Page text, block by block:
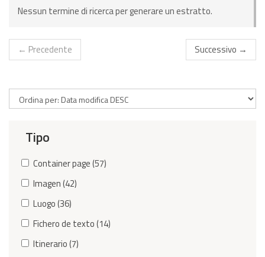
Nessun termine di ricerca per generare un estratto.
← Precedente Successivo →
Tipo
Container page (57)
Imagen (42)
Luogo (36)
Fichero de texto (14)
Itinerario (7)